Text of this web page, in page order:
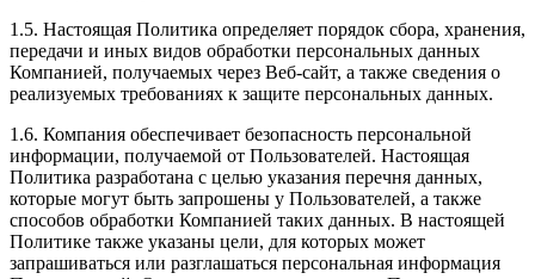
1.5. Настоящая Политика определяет порядок сбора, хранения,
передачи и иных видов обработки персональных данных
Компанией, получаемых через Веб-сайт, а также сведения о
реализуемых требованиях к защите персональных данных.
1.6. Компания обеспечивает безопасность персональной
информации, получаемой от Пользователей. Настоящая
Политика разработана с целью указания перечня данных,
которые могут быть запрошены у Пользователей, а также
способов обработки Компанией таких данных. В настоящей
Политике также указаны цели, для которых может
запрашиваться или разглашаться персональная информация